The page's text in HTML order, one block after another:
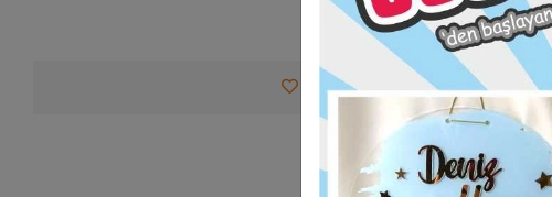
Favorilerime Ekle Tavsiye Et